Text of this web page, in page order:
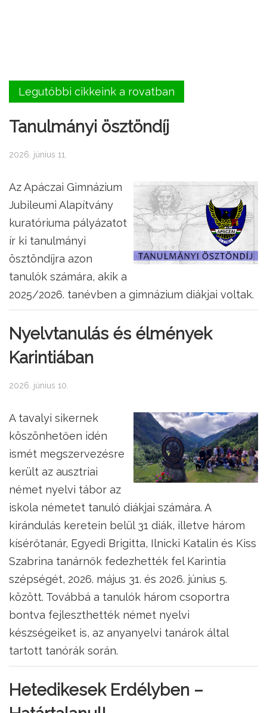
Legutóbbi cikkeink a rovatban
Tanulmányi ösztöndíj
2026. június 11.
Az Apáczai Gimnázium
Jubileumi Alapítvány
kuratóriuma pályázatot
ír ki tanulmányi
ösztöndíjra azon
tanulók számára, akik a
2025/2026. tanévben a gimnázium diákjai voltak.
Nyelvtanulás és élmények
Karintiában
2026. június 10.
A tavalyi sikernek
köszönhetően idén
ismét megszervezésre
került az ausztriai
német nyelvi tábor az
iskola németet tanuló diákjai számára. A
kirándulás keretein belül 31 diák, illetve három
kísérőtanár, Egyedi Brigitta, Ilnicki Katalin és Kiss
Szabrina tanárnők fedezhették fel Karintia
szépségét, 2026. május 31. és 2026. június 5.
között. Továbbá a tanulók három csoportra
bontva fejleszthették német nyelvi
készségeiket is, az anyanyelvi tanárok által
tartott tanórák során.
Hetedikesek Erdélyben –